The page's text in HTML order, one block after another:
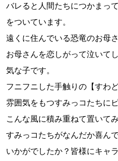
バレると人間たちにつかまっ
をついています。
遠くに住んでいる恐竜のお母
お母さんを恋しがって泣いて
気な子です。
フニフニした手触りの【すわ
雰囲気をもつすみっコたちにピ
こんな風に積み重ねて置いて
すみっコたちがなんだか喜ん
いかがでしたか？皆様にキャ